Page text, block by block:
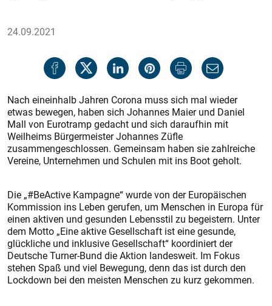
24.09.2021
Nach eineinhalb Jahren Corona muss sich mal wieder
etwas bewegen, haben sich Johannes Maier und Daniel
Mall von Eurotramp gedacht und sich daraufhin mit
Weilheims Bürgermeister Johannes Züfle
zusammengeschlossen. Gemeinsam haben sie zahlreiche
Vereine, Unternehmen und Schulen mit ins Boot geholt.
Die „#BeActive Kampagne“ wurde von der Europäischen
Kommission ins Leben gerufen, um Menschen in Europa für
einen aktiven und gesunden Lebensstil zu begeistern. Unter
dem Motto „Eine aktive Gesellschaft ist eine gesunde,
glückliche und inklusive Gesellschaft“ koordiniert der
Deutsche Turner-Bund die Aktion landesweit. Im Fokus
stehen Spaß und viel Bewegung, denn das ist durch den
Lockdown bei den meisten Menschen zu kurz gekommen.